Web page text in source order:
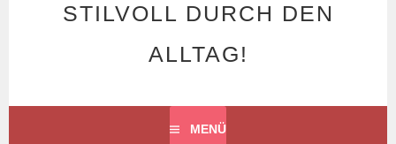
STILVOLL DURCH DEN
ALLTAG!
MENÜ